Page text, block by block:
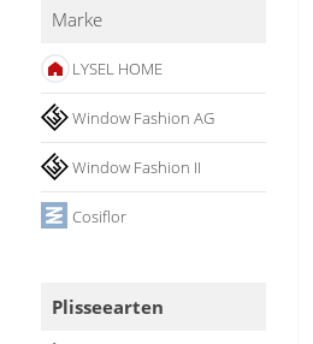
Stoffe
Panneaux
Marke
LYSEL HOME
Window Fashion AG
Window Fashion II
Cosiflor
Plisseearten